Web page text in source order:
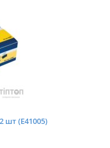
шт (E41005)